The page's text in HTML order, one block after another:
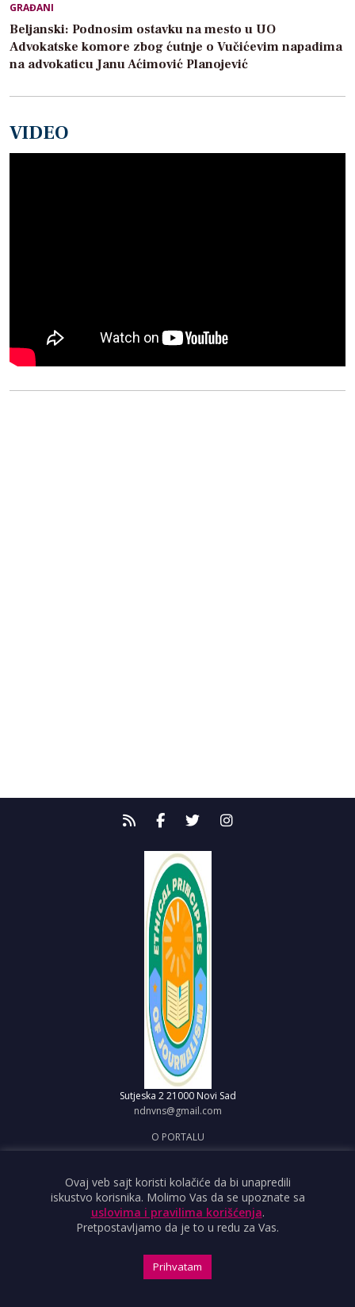
GRAĐANI
Beljanski: Podnosim ostavku na mesto u UO
Advokatske komore zbog ćutnje o Vučićevim napadima
na advokaticu Janu Aćimović Planojević
VIDEO
Sutjeska 2 21000 Novi Sad
ndnvns@gmail.com
O PORTALU
OBJAVI VEST
USLOVI KORIŠĆENJA
Ovaj veb sajt koristi kolačiće da bi unapredili
iskustvo korisnika. Molimo Vas da se upoznate sa
uslovima i pravilima korišćenja.
Pretpostavljamo da je to u redu za Vas.
Prihvatam